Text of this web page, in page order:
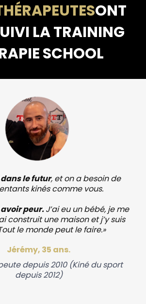
ONT
LA TRAINING
SCHOOL
le futur, et on a besoin de
kinés comme vous.
peur.J’ai eu un bébé, je me
construit une maison et j’y suis
le monde peut le faire.»
Jérémy, 35 ans.
depuis 2010 (Kiné du sport
depuis 2012)